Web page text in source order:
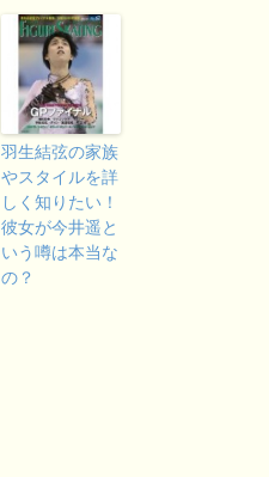
羽生結弦の家族
やスタイルを詳
しく知りたい！
彼女が今井遥と
いう噂は本当な
の？